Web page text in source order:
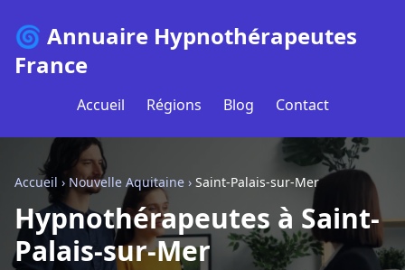
🌀 Annuaire Hypnothérapeutes
France
Accueil Régions Blog Contact
Accueil › Nouvelle Aquitaine › Saint-Palais-sur-Mer
Hypnothérapeutes à Saint-
Palais-sur-Mer